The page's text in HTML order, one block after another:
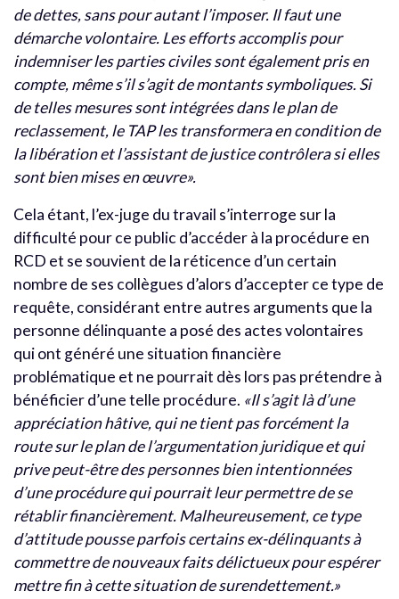
de dettes, sans pour autant l’imposer. Il faut une
démarche volontaire. Les efforts accomplis pour
indemniser les parties civiles sont également pris en
compte, même s’il s’agit de montants symboliques. Si
de telles mesures sont intégrées dans le plan de
reclassement, le TAP les transformera en condition de
la libération et l’assistant de justice contrôlera si elles
sont bien mises en œuvre».
Cela étant, l’ex-juge du travail s’interroge sur la
difficulté pour ce public d’accéder à la procédure en
RCD et se souvient de la réticence d’un certain
nombre de ses collègues d’alors d’accepter ce type de
requête, considérant entre autres arguments que la
personne délinquante a posé des actes volontaires
qui ont généré une situation financière
problématique et ne pourrait dès lors pas prétendre à
bénéficier d’une telle procédure. «Il s’agit là d’une
appréciation hâtive, qui ne tient pas forcément la
route sur le plan de l’argumentation juridique et qui
prive peut-être des personnes bien intentionnées
d’une procédure qui pourrait leur permettre de se
rétablir financièrement. Malheureusement, ce type
d’attitude pousse parfois certains ex-délinquants à
commettre de nouveaux faits délictueux pour espérer
mettre fin à cette situation de surendettement.»